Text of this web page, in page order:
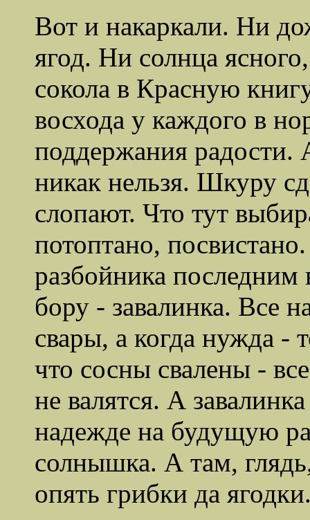
Вот и накаркали. Ни
ягод. Ни солнца
сокола в Красную
восхода у каждого в
поддержания радости.
никак нельзя. Шкуру
слопают. Что тут
потоптано,
разбойника последним
бору - завалинка. Все
свары, а когда нужда -
что сосны свалены -
не валятся. А
надежде на будущую
солнышка. А там,
опять грибки да